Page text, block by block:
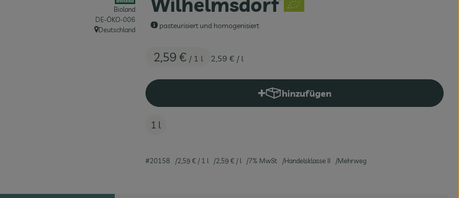
pasteurisiert und homogenisiert
2,59 € / 1 l 2,59 € / l
Bioland
, Kontrollstelle:
DE-ÖKO-006
, Herkunft:
Deutschland
hinzufügen
Produkt zum Warenkorb hinzufügen
1 l
#20158 2,59 € / 1 l 2,59 € / l 7% MwSt Handelsklasse II Mehrweg